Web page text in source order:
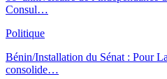
Consul…
Politique
Bénin/Installation du Sénat : Pour
consolide…